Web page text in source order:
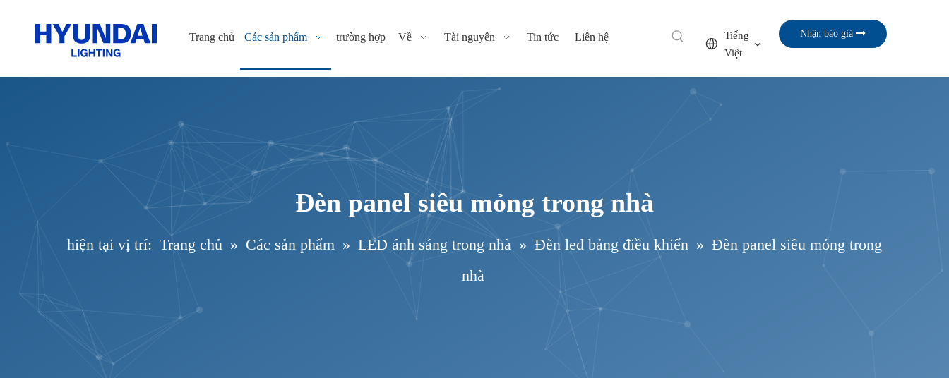
Trang chủ Các sản phẩm trường hợp Về Tài nguyên Tin tức Liên hệ
Tiếng
Việt
Nhận báo giá
Đèn panel siêu mỏng trong nhà
hiện tại vị trí: Trang chủ » Các sản phẩm » LED ánh sáng trong nhà » Đèn led bảng điều khiển » Đèn panel siêu mỏng trong
nhà